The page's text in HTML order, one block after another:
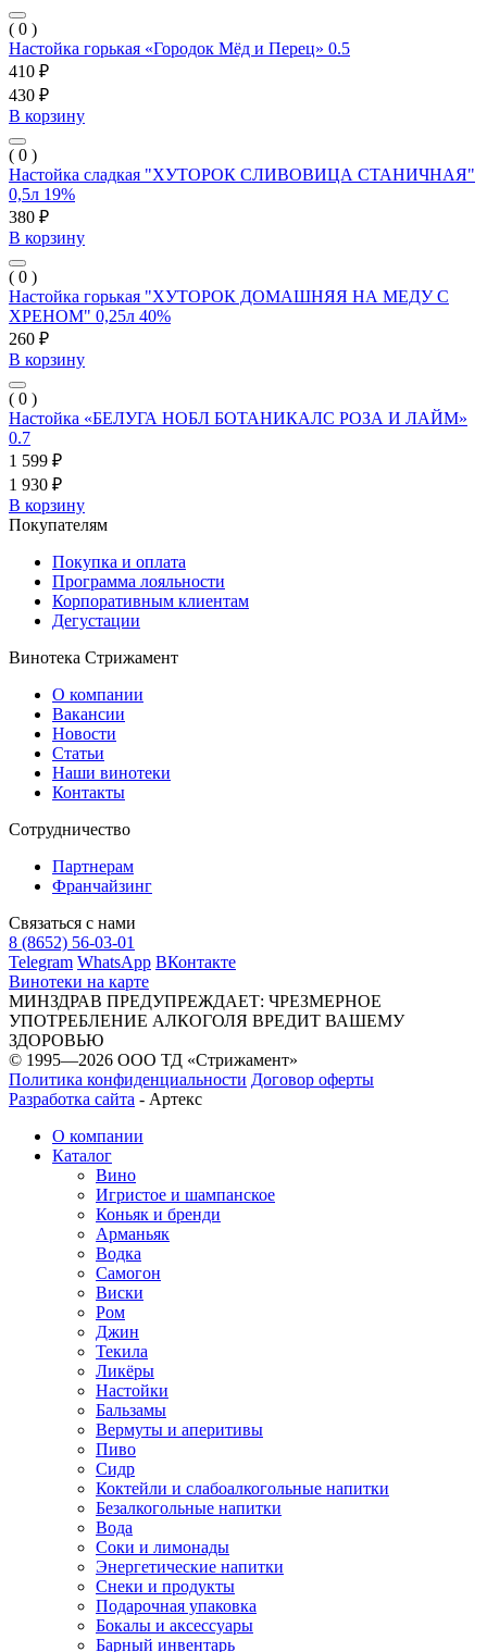
( 0 )
Настойка горькая «Городок Мёд и Перец» 0.5
410 ₽
430 ₽
В корзину
( 0 )
Настойка сладкая "ХУТОРОК СЛИВОВИЦА СТАНИЧНАЯ"
0,5л 19%
380 ₽
В корзину
( 0 )
Настойка горькая "ХУТОРОК ДОМАШНЯЯ НА МЕДУ С
ХРЕНОМ" 0,25л 40%
260 ₽
В корзину
( 0 )
Настойка «БЕЛУГА НОБЛ БОТАНИКАЛС РОЗА И ЛАЙМ»
0.7
1 599 ₽
1 930 ₽
В корзину
Покупателям
Покупка и оплата
Программа лояльности
Корпоративным клиентам
Дегустации
Винотека Стрижамент
О компании
Вакансии
Новости
Статьи
Наши винотеки
Контакты
Сотрудничество
Партнерам
Франчайзинг
Связаться с нами
8 (8652) 56-03-01
Telegram WhatsApp ВКонтакте
Винотеки на карте
МИНЗДРАВ ПРЕДУПРЕЖДАЕТ: ЧРЕЗМЕРНОЕ
УПОТРЕБЛЕНИЕ АЛКОГОЛЯ ВРЕДИТ ВАШЕМУ
ЗДОРОВЬЮ
© 1995—2026 ООО ТД «Стрижамент»
Политика конфиденциальности Договор оферты
Разработка сайта - Артекс
О компании
Каталог
Вино
Игристое и шампанское
Коньяк и бренди
Арманьяк
Водка
Самогон
Виски
Ром
Джин
Текила
Ликёры
Настойки
Бальзамы
Вермуты и аперитивы
Пиво
Сидр
Коктейли и слабоалкогольные напитки
Безалкогольные напитки
Вода
Соки и лимонады
Энергетические напитки
Снеки и продукты
Подарочная упаковка
Бокалы и аксессуары
Барный инвентарь